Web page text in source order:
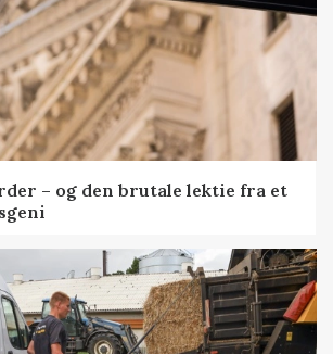
– og den brutale lektie fra et